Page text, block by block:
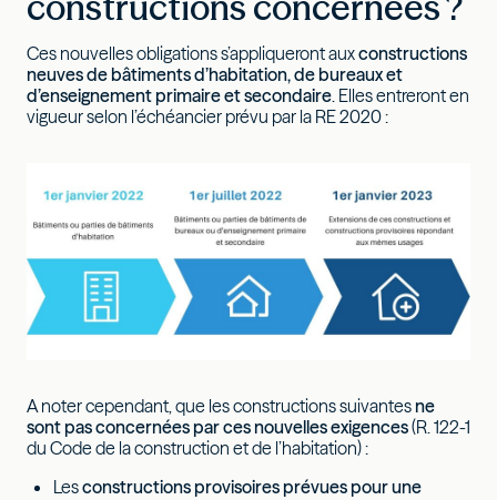
Ces nouvelles obligations s’appliqueront auxconstructions
neuves de bâtiments d’habitation, de bureaux et
d’enseignement primaire et secondaire. Elles entreront en
vigueur selon l’échéancier prévu par la RE 2020 :
A noter cependant, que les constructions suivantes ne
sont pas concernées par ces nouvelles exigences(R. 122-1
du Code de la construction et de l’habitation) :
Lesconstructions provisoires prévues pour une